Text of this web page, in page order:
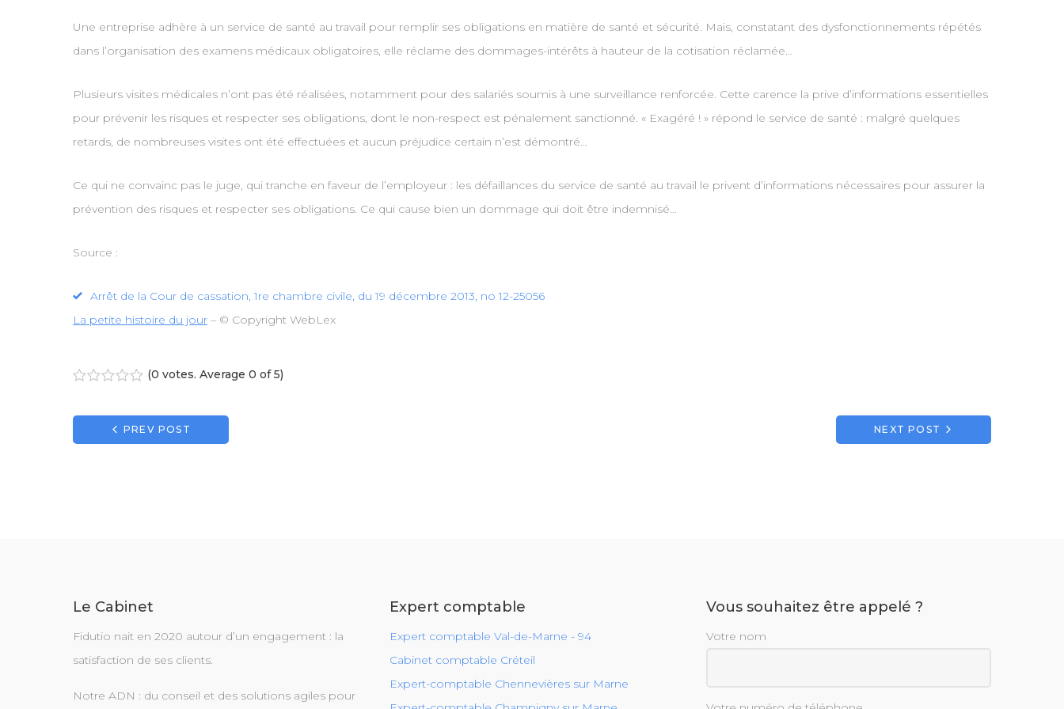
Une entreprise adhère à un service de santé au travail pour remplir ses obligations en matière de santé et sécurité. Mais, constatant des dysfonctionnements répétés
dans l’organisation des examens médicaux obligatoires, elle réclame des dommages-intérêts à hauteur de la cotisation réclamée…
Plusieurs visites médicales n’ont pas été réalisées, notamment pour des salariés soumis à une surveillance renforcée. Cette carence la prive d’informations essentielles
pour prévenir les risques et respecter ses obligations, dont le non-respect est pénalement sanctionné. « Exagéré ! » répond le service de santé : malgré quelques
retards, de nombreuses visites ont été effectuées et aucun préjudice certain n’est démontré…
Ce qui ne convainc pas le juge, qui tranche en faveur de l’employeur : les défaillances du service de santé au travail le privent d’informations nécessaires pour assurer la
prévention des risques et respecter ses obligations. Ce qui cause bien un dommage qui doit être indemnisé…
Source :
Arrêt de la Cour de cassation, 1re chambre civile, du 19 décembre 2013, no 12-25056
La petite histoire du jour– © Copyright WebLex
(0 votes. Average 0 of 5)
Navigation
PREV POST NEXT POST
Le Cabinet
Fidutio nait en 2020 autour d’un engagement : la
satisfaction de ses clients.
Notre ADN : du conseil et des solutions agiles pour
Expert comptable
Expert comptable Val-de-Marne - 94
Cabinet comptable Créteil
Expert-comptable Chennevières sur Marne
Vous souhaitez être appelé ?
Votre nom